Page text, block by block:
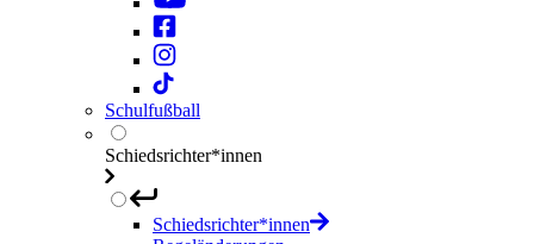
Schulfußball
Schiedsrichter*innen
Schiedsrichter*innen